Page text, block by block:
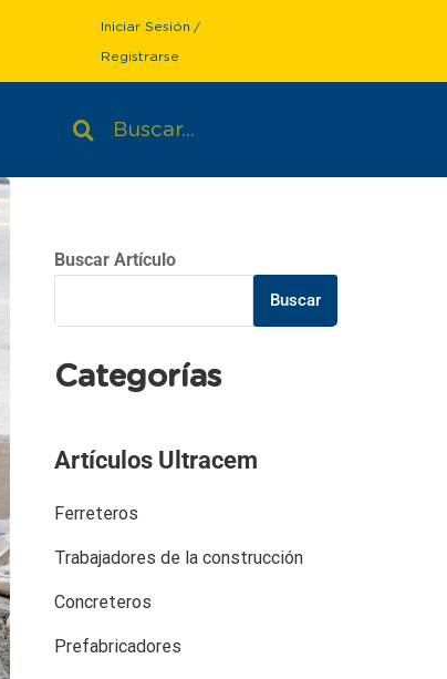
Iniciar Sesión /
Registrarse
Buscar Artículo
Buscar
Categorías
Artículos Ultracem
Ferreteros
Trabajadores de la construcción
Concreteros
Prefabricadores